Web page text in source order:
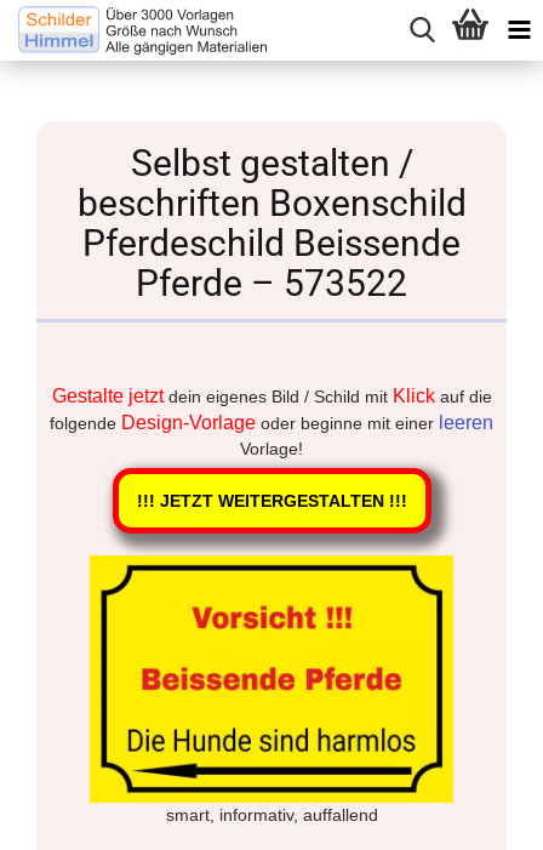
Selbst gestalten /
beschriften Boxenschild
Pferdeschild Beissende
Pferde – 573522
Gestalte jetztdein eigenes Bild / Schild mit Klickauf die
folgende Design-Vorlage oder beginne mit einer leeren
Vorlage!
!!! JETZT WEITERGESTALTEN !!!
smart, informativ, auffallend